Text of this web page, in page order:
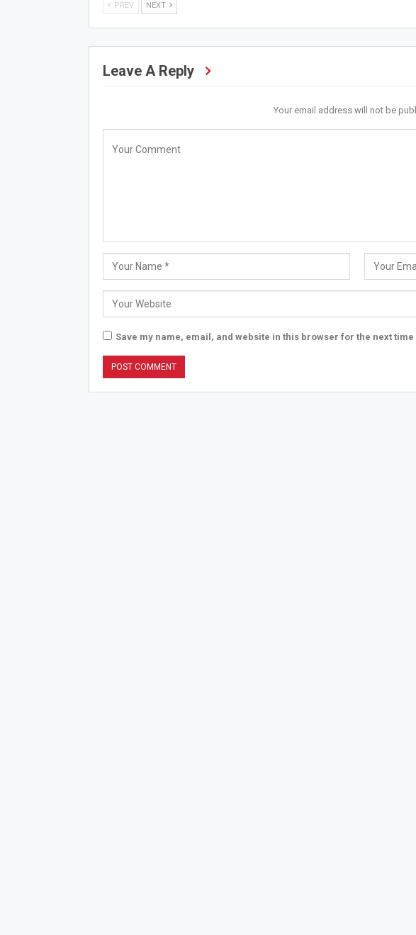
PREV NEXT
Leave A Reply
Your email address will not be
Save my name, email, and website in this browser for the next